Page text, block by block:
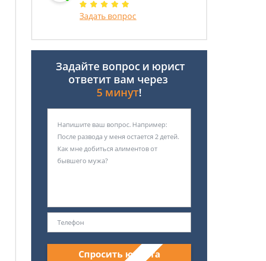
Задать вопрос
Задайте вопрос и юрист
ответит вам через
5 минут!
Спросить юриста